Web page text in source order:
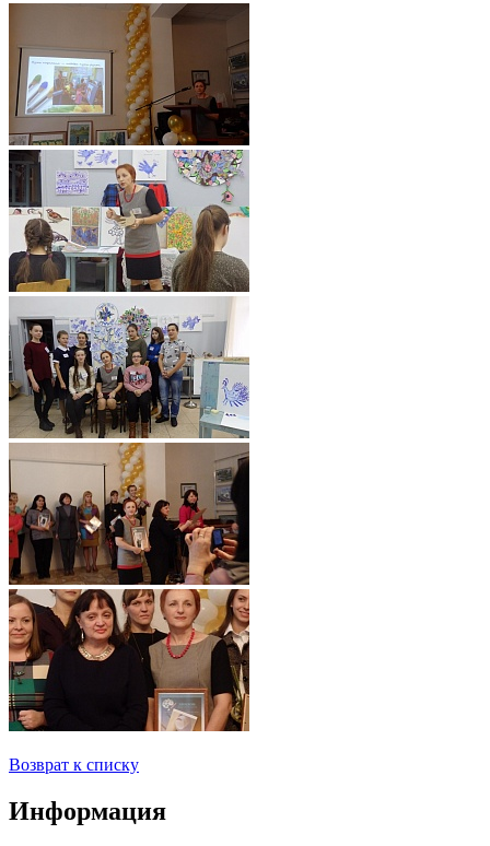
Возврат к списку
Информация